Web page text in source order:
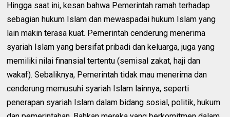
Hingga saat ini, kesan bahwa Pemerintah ramah terhadap
sebagian hukum Islam dan mewaspadai hukum Islam yang
lain makin terasa kuat. Pemerintah cenderung menerima
syariah Islam yang bersifat pribadi dan keluarga, juga yang
memiliki nilai finansial tertentu (semisal zakat, haji dan
wakaf). Sebaliknya, Pemerintah tidak mau menerima dan
cenderung memusuhi syariah Islam lainnya, seperti
penerapan syariah Islam dalam bidang sosial, politik, hukum